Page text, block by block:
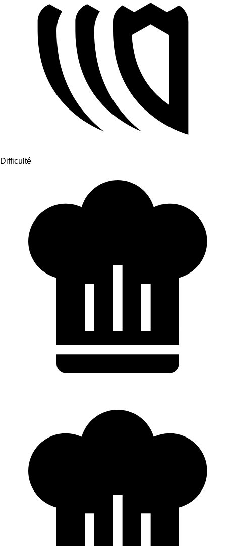
Difficulté